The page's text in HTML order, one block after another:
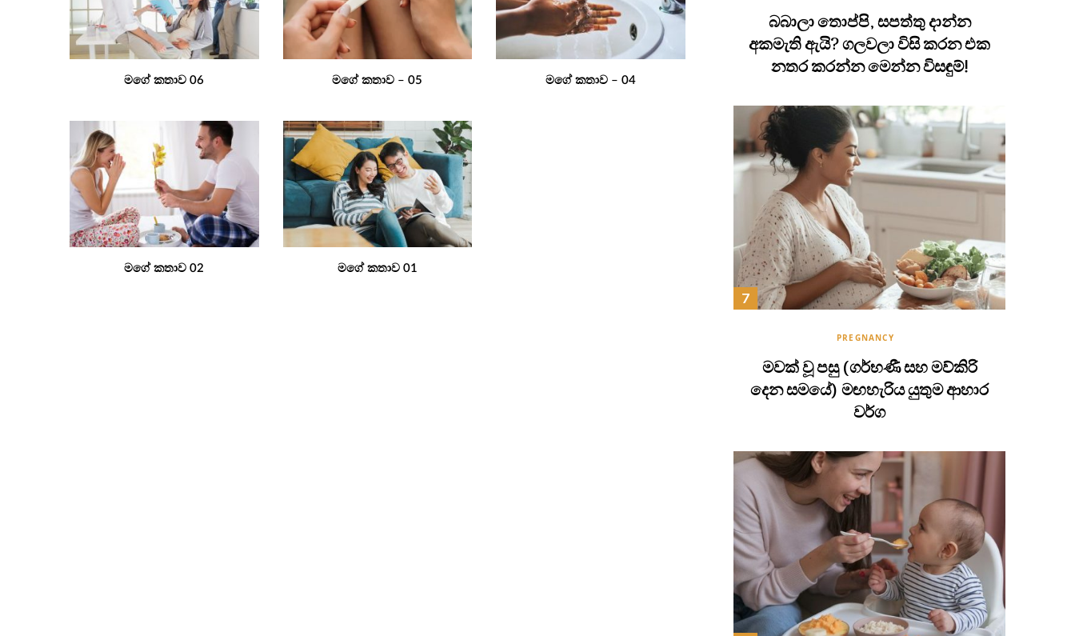
මගේ කතාව 06 මගේ කතාව – 05 මගේ කතාව – 04
මගේ කතාව 02 මගේ කතාව 01
බබාලා තොප්පි, සපත්තු දාන්න
අකමැති ඇයි? ගලවලා විසි කරන එක
නතර කරන්න මෙන්න විසඳුම්!
PREGNANCY
මවක් වූ පසු (ගර්භණී සහ මව්කිරි
දෙන සමයේ) මඟහැරිය යුතුම ආහාර
වර්ග